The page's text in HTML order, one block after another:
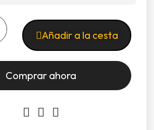
Añadir a la cesta
Comprar ahora